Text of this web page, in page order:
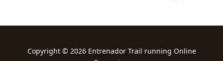
Copyright © 2026 Entrenador Trail running Online